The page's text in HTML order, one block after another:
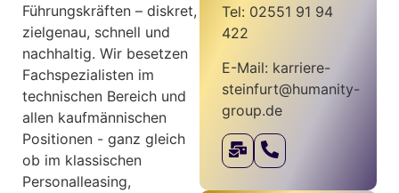
Führungskräften – diskret,
zielgenau, schnell und
nachhaltig. Wir besetzen
Fachspezialisten im
technischen Bereich und
allen kaufmännischen
Positionen - ganz gleich
ob im klassischen
Personalleasing,
Tel: 02551 91 94
422
E-Mail: karriere-
steinfurt@humanity-
group.de